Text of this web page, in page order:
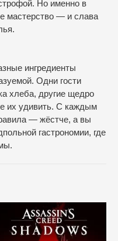
Но именно в
мастерство — и слава
ингредиенты
Одни гости
хлеба, другие щедро
их удивить. С каждым
— жёстче, а вы
гастрономии, где